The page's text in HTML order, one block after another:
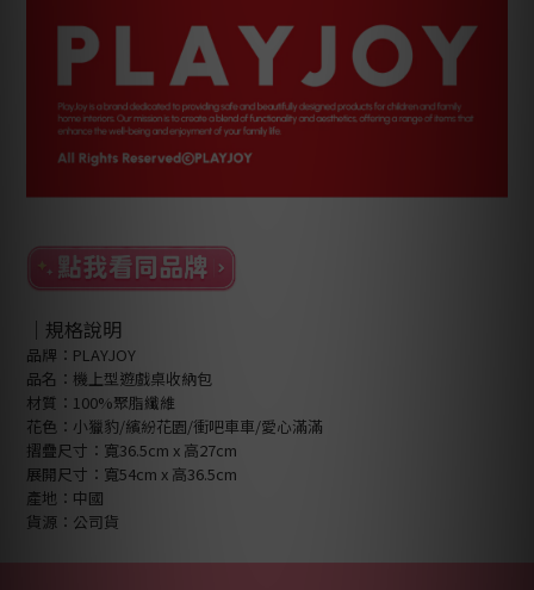
｜規格說明
品牌：PLAYJOY
品名：機上型遊戲桌收納包
材質：100%聚脂纖維
花色：小獵豹/繽紛花園/衝吧車車/愛心滿滿
摺疊尺寸：寬36.5cm x 高27cm
展開尺寸：寬54cm x 高36.5cm
產地：中國
貨源：公司貨